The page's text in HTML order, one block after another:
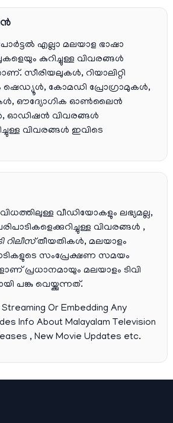
എല്ലാ മലയാള ഭാഷാ
കുറിച്ചുള്ള വിവരങ്ങൾ
സീരിയലുകൾ, റിയാലിറ്റി
ഷെഡ്യൂൾ, കോമഡി പ്രോഗ്രാമുകൾ,
ഔദ്യോഗിക ഓൺലൈൻ
ഓഡിഷൻ വിവരങ്ങൾ
വിവരങ്ങൾ ഇവിടെ
വീഡിയോകളും ലഭ്യമല്ല,
വിവരങ്ങള്‍ ,
റിലീസ്തീയതികള്‍, മലയാളം
സംപ്രേക്ഷണ സമയം
പ്രധാനമായും മലയാളം ടിവി
പങ്കു വെയ്ക്കുന്നത്.
Or Embedding Any
Info About Malayalam Television
, New Movie Updates etc.